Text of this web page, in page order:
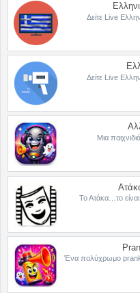
Δείτε Live
Δείτε Live
Μια
Το Ατάκα…το
Ένα πολύχρωμο prank